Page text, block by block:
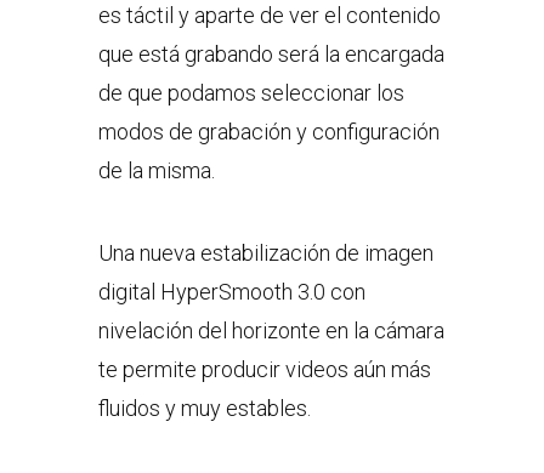
es táctil y aparte de ver el contenido
que está grabando será la encargada
de que podamos seleccionar los
modos de grabación y configuración
de la misma.
Una nueva estabilización de imagen
digital HyperSmooth 3.0 con
nivelación del horizonte en la cámara
te permite producir videos aún más
fluidos y muy estables.